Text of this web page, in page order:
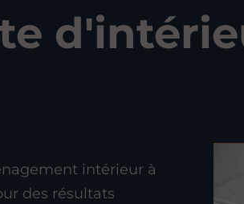
intérieur à
des résultats